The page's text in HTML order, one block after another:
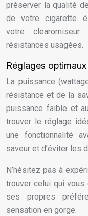
préserver la qualité
de votre cigarette
votre
résistances usagées.
Réglages optimaux
La puissance
résistance et de la
puissance faible et
trouver le réglage
une fonctionnalité
saveur et d’éviter les
N’hésitez pas à
trouver celui qui vous
ses propres
sensation en gorge.